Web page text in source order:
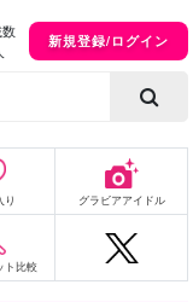
数
新規登録/ログイン
り グラビアアイドル
ト比較